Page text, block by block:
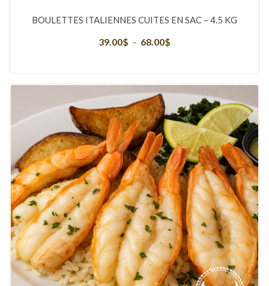
BOULETTES ITALIENNES CUITES EN SAC – 4.5 KG
39.00$ – 68.00$
à
68.00$